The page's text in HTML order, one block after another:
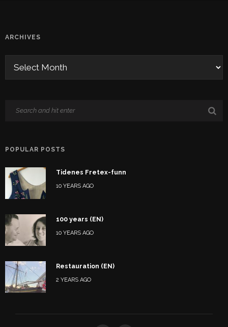
ARCHIVES
POPULAR POSTS
Tidenes Fretex-funn
10 YEARS AGO
100 years (EN)
10 YEARS AGO
Restauration (EN)
2 YEARS AGO